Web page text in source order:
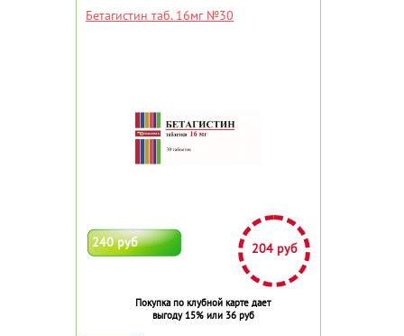
Бетагистин таб. 16мг №30
240 руб 204 руб
Покупка по клубной карте дает
выгоду 15% или 36 руб